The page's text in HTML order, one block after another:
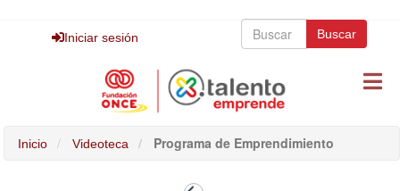
Buscar BuscarBuscar
Iniciar sesión
Inicio Videoteca Programa de Emprendimiento